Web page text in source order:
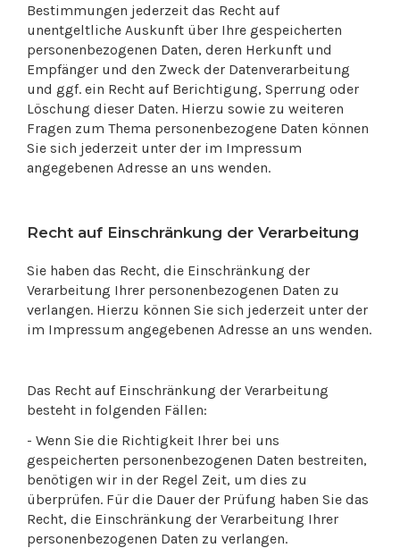
Bestimmungen jederzeit das Recht auf
unentgeltliche Auskunft über Ihre gespeicherten
personenbezogenen Daten, deren Herkunft und
Empfänger und den Zweck der Datenverarbeitung
und ggf. ein Recht auf Berichtigung, Sperrung oder
Löschung dieser Daten. Hierzu sowie zu weiteren
Fragen zum Thema personenbezogene Daten können
Sie sich jederzeit unter der im Impressum
angegebenen Adresse an uns wenden.
Recht auf Einschränkung der Verarbeitung
Sie haben das Recht, die Einschränkung der
Verarbeitung Ihrer personenbezogenen Daten zu
verlangen. Hierzu können Sie sich jederzeit unter der
im Impressum angegebenen Adresse an uns wenden.
Das Recht auf Einschränkung der Verarbeitung
besteht in folgenden Fällen:
- Wenn Sie die Richtigkeit Ihrer bei uns
gespeicherten personenbezogenen Daten bestreiten,
benötigen wir in der Regel Zeit, um dies zu
überprüfen. Für die Dauer der Prüfung haben Sie das
Recht, die Einschränkung der Verarbeitung Ihrer
personenbezogenen Daten zu verlangen.